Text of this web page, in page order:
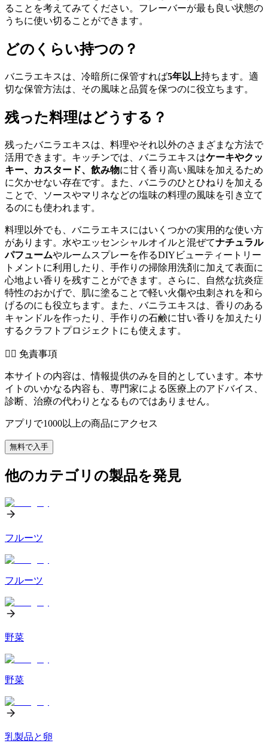
ることを考えてみてください。フレーバーが最も良い状態の
うちに使い切ることができます。
どのくらい持つの？
バニラエキスは、冷暗所に保管すれば5年以上持ちます。適
切な保管方法は、その風味と品質を保つのに役立ちます。
残った料理はどうする？
残ったバニラエキスは、料理やそれ以外のさまざまな方法で
活用できます。キッチンでは、バニラエキスはケーキやクッ
キー、カスタード、飲み物に甘く香り高い風味を加えるため
に欠かせない存在です。また、バニラのひとひねりを加える
ことで、ソースやマリネなどの塩味の料理の風味を引き立て
るのにも使われます。
料理以外でも、バニラエキスにはいくつかの実用的な使い方
があります。水やエッセンシャルオイルと混ぜてナチュラル
パフュームやルームスプレーを作るDIYビューティートリー
トメントに利用したり、手作りの掃除用洗剤に加えて表面に
心地よい香りを残すことができます。さらに、自然な抗炎症
特性のおかげで、肌に塗ることで軽い火傷や虫刺されを和ら
げるのにも役立ちます。また、バニラエキスは、香りのある
キャンドルを作ったり、手作りの石鹸に甘い香りを加えたり
するクラフトプロジェクトにも使えます。
👨‍⚕️️ 免責事項
本サイトの内容は、情報提供のみを目的としています。本サ
イトのいかなる内容も、専門家による医療上のアドバイス、
診断、治療の代わりとなるものではありません。
アプリで1000以上の商品にアクセス
無料で入手
他のカテゴリの製品を発見
フルーツ
フルーツ
野菜
野菜
乳製品と卵